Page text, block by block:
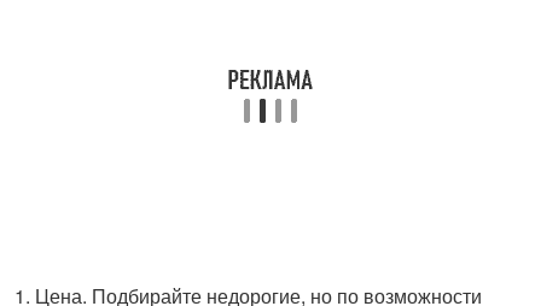
Цена. Подбирайте недорогие, но по возможности